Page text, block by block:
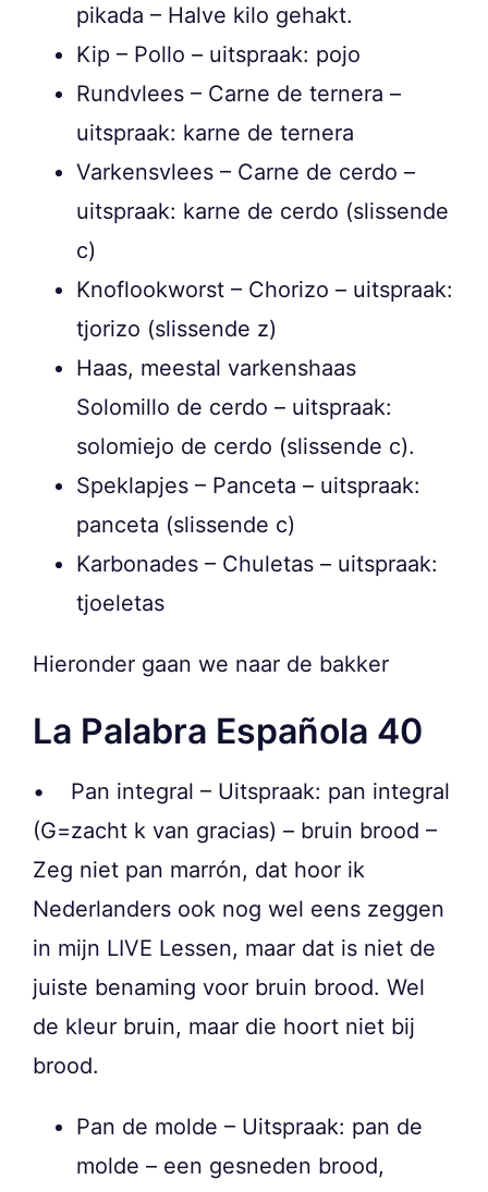
pikada – Halve kilo gehakt.
Kip – Pollo – uitspraak: pojo
Rundvlees – Carne de ternera –
uitspraak: karne de ternera
Varkensvlees – Carne de cerdo –
uitspraak: karne de cerdo (slissende
c)
Knoflookworst – Chorizo – uitspraak:
tjorizo (slissende z)
Haas, meestal varkenshaas
Solomillo de cerdo – uitspraak:
solomiejo de cerdo (slissende c).
Speklapjes – Panceta – uitspraak:
panceta (slissende c)
Karbonades – Chuletas – uitspraak:
tjoeletas
Hieronder gaan we naar de bakker
La Palabra Española 40
• Pan integral – Uitspraak: pan integral
(G=zacht k van gracias) – bruin brood –
Zeg niet pan marrón, dat hoor ik
Nederlanders ook nog wel eens zeggen
in mijn LIVE Lessen, maar dat is niet de
juiste benaming voor bruin brood. Wel
de kleur bruin, maar die hoort niet bij
brood.
Pan de molde – Uitspraak: pan de
molde – een gesneden brood,